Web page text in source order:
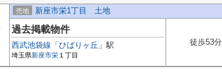
売地 新座市栄1丁目 土地
過去掲載物件
西武池袋線 「 ひばりヶ丘 」駅
埼玉県新座市栄 １丁目
徒歩53分